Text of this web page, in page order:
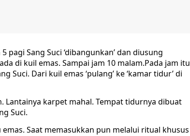
pagi Sang Suci ‘dibangunkan’ dan diusung
di kuil emas. Sampai jam 10 malam.Pada jam itu
Dari kuil emas ‘pulang’ ke ‘kamar tidur’ di
Lantainya karpet mahal. Tempat tidurnya dibuat
Suci.
Saat memasukkan pun melalui ritual khusus